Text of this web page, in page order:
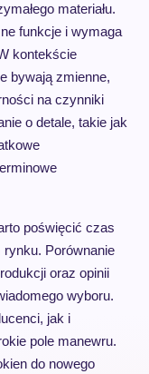
materiału.
funkcje i wymaga
kontekście
bywają zmienne,
na czynniki
o detale, takie jak
poświęcić czas
Porównanie
oraz opinii
wyboru.
jak i
pole manewru.
do nowego